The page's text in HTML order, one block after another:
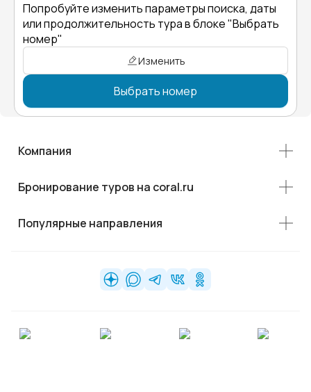
Попробуйте изменить параметры поиска, даты
или продолжительность тура в блоке "Выбрать
номер"
Изменить
Выбрать номер
Компания
Бронирование туров на coral.ru
Популярные направления